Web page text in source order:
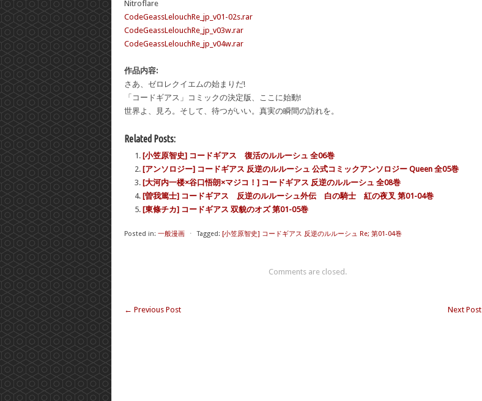
Nitroflare
CodeGeassLelouchRe_jp_v01-02s.rar
CodeGeassLelouchRe_jp_v03w.rar
CodeGeassLelouchRe_jp_v04w.rar
作品内容:
さあ、ゼロレクイエムの始まりだ!
「コードギアス」コミックの決定版、ここに始動!
世界よ、見ろ。そして、待つがいい。真実の瞬間の訪れを。
Related Posts:
[小笠原智史] コードギアス 復活のルルーシュ 全06巻
[アンソロジー] コードギアス 反逆のルルーシュ 公式コミックアンソロジー Queen 全05巻
[大河内一楼×谷口悟朗×マジコ！] コードギアス 反逆のルルーシュ 全08巻
[曽我篤士] コードギアス 反逆のルルーシュ外伝 白の騎士 紅の夜叉 第01-04巻
[東條チカ] コードギアス 双貌のオズ 第01-05巻
Posted in: 一般漫画 ⋅ Tagged: [小笠原智史] コードギアス 反逆のルルーシュ Re; 第01-04巻
Comments are closed.
← Previous Post Next Post